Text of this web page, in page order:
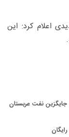
اعلام کرد: این
نفت عربستان